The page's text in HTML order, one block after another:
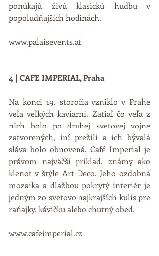
ponúkajú živú klasickú hudbu v
popoludňajších hodinách.
www.palaisevents.at
4 | CAFE IMPERIAL, Praha
Na konci 19. storočia vzniklo v Prahe
veľa veľkých kaviarní. Zatiaľ čo veľa z
nich bolo po druhej svetovej vojne
zatvorených, iní prežili a ich bývalá
sláva bolo obnovená. Café Imperial je
právom najväčší príklad, známy ako
klenot v štýle Art Deco. Jeho ozdobná
mozaika a dlažbou pokrytý interiér je
jedným zo svetovo najkrajších kulís pre
raňajky, kávičku alebo chutný obed.
www.cafeimperial.cz